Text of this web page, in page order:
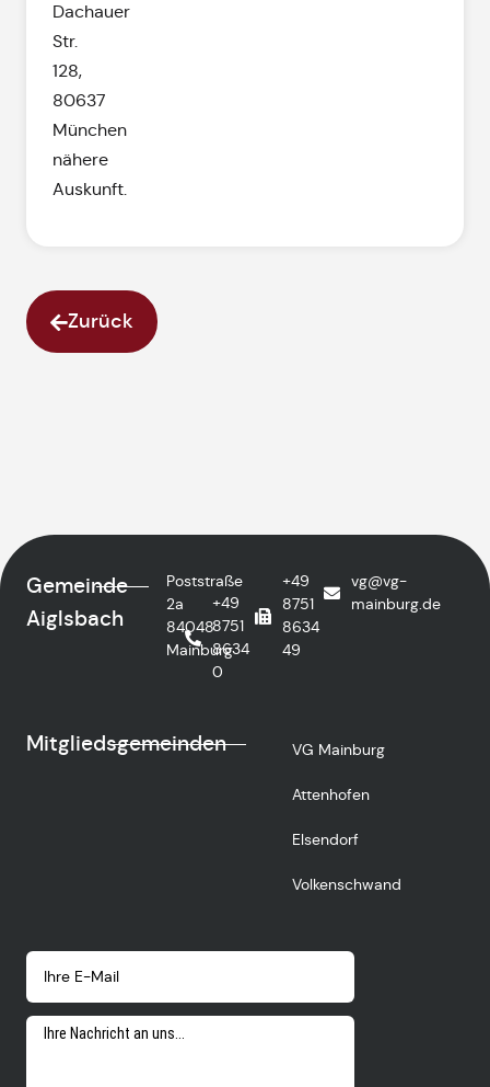
Dachauer
Str.
128,
80637
München
nähere
Auskunft.
Zurück
Gemeinde
Aiglsbach
Poststraße
2a
84048
Mainburg
+49
8751
8634
0
+49
8751
8634
49
vg@vg-
mainburg.de
Mitgliedsgemeinden VG Mainburg
Attenhofen
Elsendorf
Volkenschwand